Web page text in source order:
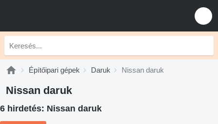
Építőipari gépek Daruk Nissan daruk
Nissan daruk
6 hirdetés: Nissan daruk